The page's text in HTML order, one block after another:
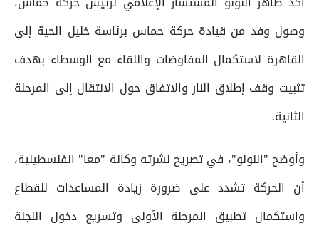
وصول وفد من قيادة حركة حماس برئاسة خليل الحية إلى
القاهرة لاستكمال المفاوضات واللقاء مع الوسطاء بهدف
تثبيت وقف إطلاق النار والاتفاق حول الانتقال إلى المرحلة
الثانية.
وأوضح "النونو"، في تصريح نشرته وكالة "معا" الفلسطينية،
أن الحركة تشدد على ضرورة زيادة المساعدات للقطاع
واستكمال تطبيق المرحلة الأولى وتسريع دخول اللجنة